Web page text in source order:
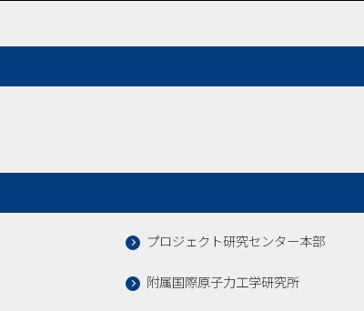
プロジェクト研究センター本部
附属国際原子力工学研究所